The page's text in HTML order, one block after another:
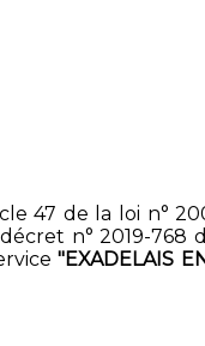
47 de la loi n°
n° 2019-768
"EXADELAIS